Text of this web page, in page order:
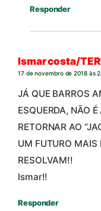
Responder
Ismar costa/
17 de novembro de 2018 às
JÁ QUE BARROS
ESQUERDA, NÃO
RETORNAR AO
UM FUTURO MAIS
RESOLVAM!!
Ismar!!
Responder